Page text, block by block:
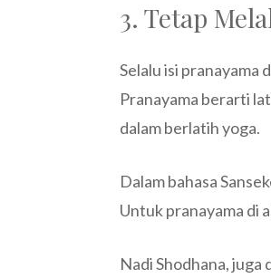
3. Tetap
Selalu isi pranayama
Pranayama berarti
dalam berlatih yoga.
Dalam bahasa
Untuk pranayama di
Nadi Shodhana,